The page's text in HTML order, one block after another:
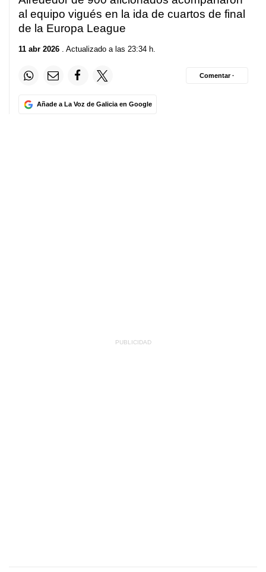
al equipo vigués en la ida de cuartos de final
de la Europa League
11 abr 2026 . Actualizado a las 23:34 h.
Añade a La Voz de Galicia en Google
Comentar ·